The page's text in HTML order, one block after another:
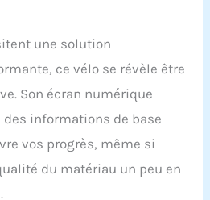
une solution
ce vélo se révèle être
Son écran numérique
informations de base
vos progrès, même si
du matériau un peu en